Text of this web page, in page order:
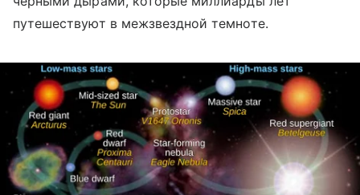
путешествуют в межзвездной темноте.